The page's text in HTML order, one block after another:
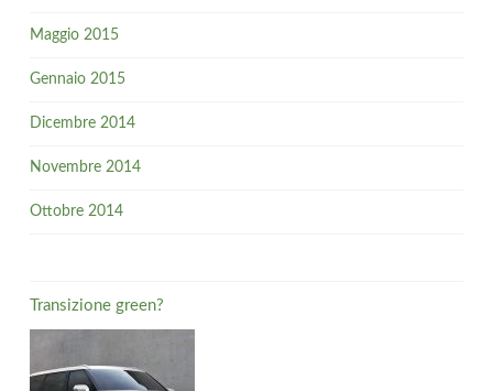
Maggio 2015
Gennaio 2015
Dicembre 2014
Novembre 2014
Ottobre 2014
Transizione green?